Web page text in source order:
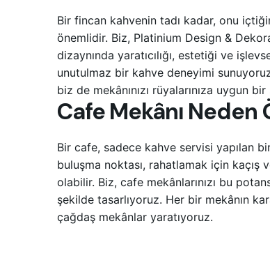
Bir fincan kahvenin tadı kadar, onu
önemlidir. Biz, Platinium Design &
dizaynında yaratıcılığı, estetiği ve
unutulmaz bir kahve deneyimi
biz de mekânınızı rüyalarınıza uygun
Cafe Mekânı Neden
Bir cafe, sadece kahve servisi yapılan
buluşma noktası, rahatlamak için kaçış
olabilir. Biz, cafe mekânlarınızı bu
şekilde tasarlıyoruz. Her bir mekânın
çağdaş mekânlar yaratıyoruz.